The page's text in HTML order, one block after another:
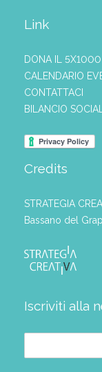
Link
DONA IL 5X1000
CALENDARIO
CONTATTACI
BILANCIO
Credits
STRATEGIA
Bassano del
Iscriviti alla